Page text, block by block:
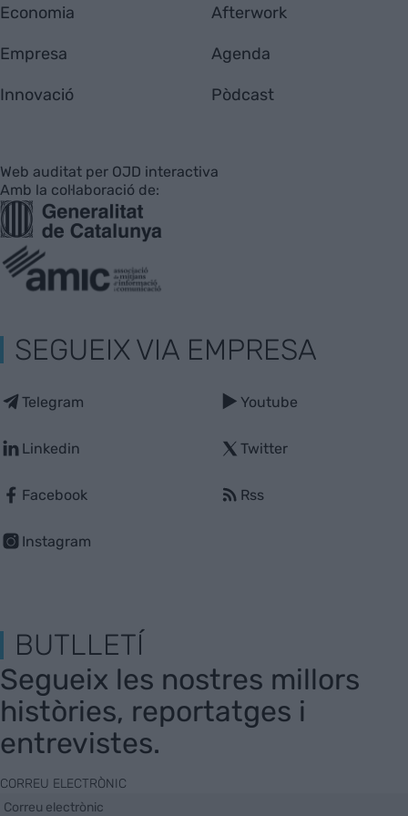
Economia
Empresa
Innovació
Afterwork
Agenda
Pòdcast
Web auditat per OJD interactiva
Amb la col·laboració de:
SEGUEIX VIA EMPRESA
Telegram
Linkedin
Facebook
Instagram
Youtube
Twitter
Rss
BUTLLETÍ
Segueix les nostres millors
històries, reportatges i
entrevistes.
CORREU ELECTRÒNIC